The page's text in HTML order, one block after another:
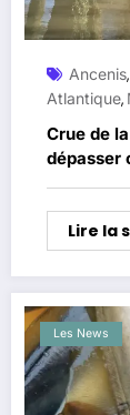
Ancenis,
Atlantique,
Crue de
dépasser
Lire la
Les News